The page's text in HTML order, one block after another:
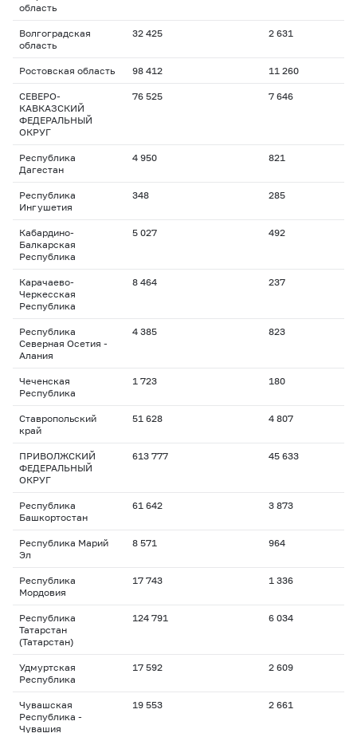
область
Волгоградская
область
32 425 2 631
Ростовская область 98 412 11 260
СЕВЕРО-
КАВКАЗСКИЙ
ФЕДЕРАЛЬНЫЙ
ОКРУГ
76 525 7 646
Республика
Дагестан
4 950 821
Республика
Ингушетия
348 285
Кабардино-
Балкарская
Республика
5 027 492
Карачаево-
Черкесская
Республика
8 464 237
Республика
Северная Осетия -
Алания
4 385 823
Чеченская
Республика
1 723 180
Ставропольский
край
51 628 4 807
ПРИВОЛЖСКИЙ
ФЕДЕРАЛЬНЫЙ
ОКРУГ
613 777 45 633
Республика
Башкортостан
61 642 3 873
Республика Марий
Эл
8 571 964
Республика
Мордовия
17 743 1 336
Республика
Татарстан
(Татарстан)
124 791 6 034
Удмуртская
Республика
17 592 2 609
Чувашская
Республика -
Чувашия
19 553 2 661